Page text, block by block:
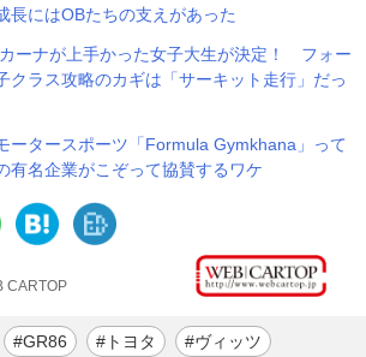
長にはOBたちの支えがあった
ーナが上手かった女子大生が決定！ フォー
クラス攻略のカギは「サーキット走行」だっ
ータースポーツ「Formula Gymkhana」って
名企業がこぞって協賛するワケ
CARTOP
#GR86 #トヨタ #ヴィッツ